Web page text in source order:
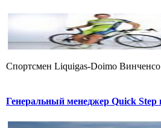
Cпортсмен Liquigas-Doimo
Генеральный менеджер Quick Step